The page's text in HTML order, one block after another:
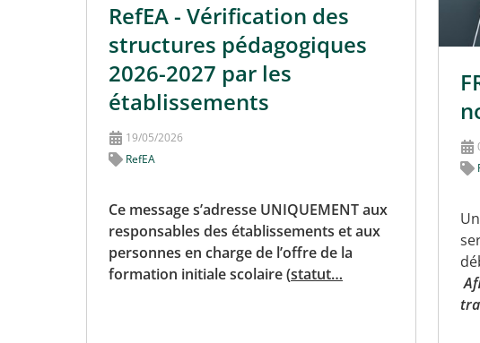
RefEA - Vérification des
structures pédagogiques
2026-2027 par les
établissements
19/05/2026
RefEA
Ce message s’adresse UNIQUEMENT aux
responsables des établissements et aux
personnes en charge de l’offre de la
formation initiale scolaire (statut…